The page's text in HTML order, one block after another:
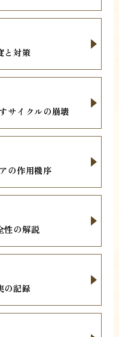
と対策
サイクルの崩壊
の作用機序
性の解説
の記録